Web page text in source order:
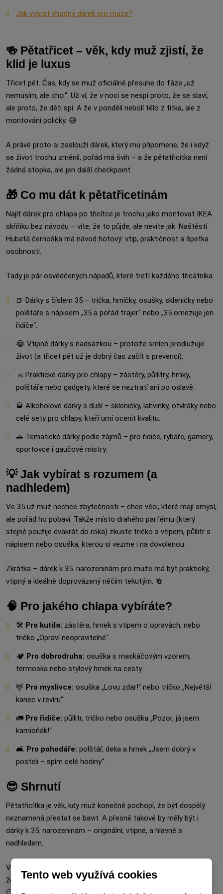
Jak vybrat vhodný dárek pro muže?
🍻 Pětatřicet – věk, kdy muž zjistí, že
klid je luxus
Třicet pět. Čas, kdy se muž oficiálně přesune do fáze „už
nemusím, ale chci“. Už ví, že v noci se nespí proto, že se slaví,
ale proto, že děti spí. A že v pondělí nebolí tělo z fitka, ale z
montování poličky. 😄
A právě proto si zaslouží dárek, který mu připomene, že i když
se život trochu změnil, pořád má švih – a že pětatřicítka není
žádná stopka, ale jen další checkpoint.
🎁 Co mu dát k pětatřicetinám
Najít dárek pro chlapa po třicítce je trochu jako montovat IKEA
skříňku bez návodu – víte, že to půjde, ale nevíte jak. Naštěstí
Hubatá černoška má návod hotový: vtip, praktičnost a špetka
osobnosti.
Tady je pár osvědčených nápadů, které trefí každého třicátníka:
🍺 Dárky s číslem 35 – trička, hrníčky, osušky, skleničky nebo
polštáře s nápisem „35 a pořád frajer“ nebo „35 omezuje jen
řidiče“.
😂 Vtipné dárky s nadsázkou – protože smích prodlužuje
život (a třicet pět už je dobrý čas začít s prevencí).
🧢 Praktické dárky pro chlapy – zástěry, půllitry, hrnky,
polštáře nebo gadgety, které se neztratí ani po oslavě.
🥃 Alkoholové dárky s duší – skleničky, lahvinky, otvíráky nebo
celé sety pro chlapy, kteří umí ocenit kvalitu.
🚗 Tematické dárky podle zájmů – pro řidiče, rybáře, gamery,
sportovce i gaučové mistry.
💡 Jak vybírat s rozumem (a
nadhledem)
Ve 35 už muž nechce zbytečnosti – chce věci, které mají smysl,
ale pořád ho pobaví. Takže místo drahého parfému (který
stejně použije dvakrát do roka) zkuste tričko s vtipem, půllitr s
nápisem nebo osuška, kterou si vezme i na dovolenou.
Zkrátka – dárek k 35. narozeninám pro muže má být praktický,
vtipný a ideálně doprovázený něčím tekutým. 🍻
🧠 Pro jakého chlapa vybíráte?
🛠️ Pro kutila: zástěra, hrnek s vtipem o opravách, nebo
tričko „Opraví neopravitelné“.
🏕️ Pro dobrodruha: osuška s maskáčovým vzorem,
termoska nebo stylový hrnek na cesty.
🦌 Pro myslivce: osuška „Lovu zdar!“ nebo tričko „Největší
kanec v revíru“.
🚛 Pro řidiče: půllitr, tričko nebo osuška „Pozor, já jsem
kamioňák!“
🛋️ Pro pohodáře: polštář, deka a hrnek „Jsem dobrý v
posteli – spím celé hodiny“.
😎 Shrnutí
Pětatřicítka je věk, kdy muž konečně pochopí, že být dospělý
neznamená přestat se bavit. A přesně takové by měly být i
dárky k 35. narozeninám – originální, vtipné, a hlavně s
nadhledem.
Vyberte mu dárek, který ho rozesměje, potěší a připomene mu,
že život je pořád jedna velká sranda – jen se trochu dřív vstává.
Tento web využívá cookies